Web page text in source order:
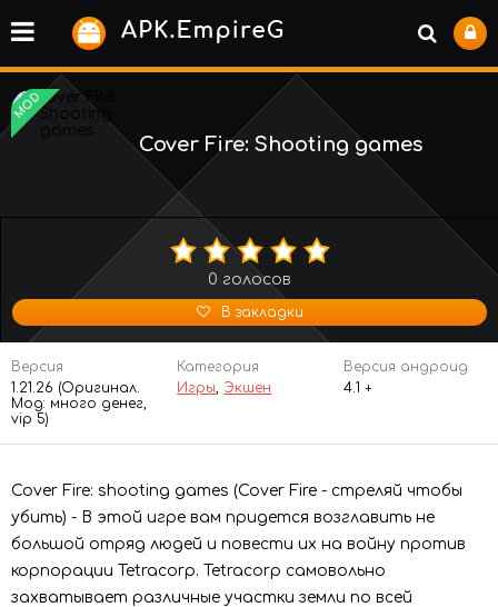
MOD
Cover Fire: Shooting games
0 голосов
В закладки
Версия
1.21.26 (Оригинал.
Мод: много денег,
vip 5)
Категория
Игры, Экшен
Версия андроид
4.1 +
Cover Fire: shooting games (Cover Fire - стреляй чтобы
убить) - В этой игре вам придется возглавить не
большой отряд людей и повести их на войну против
корпорации Tetracorp. Tetracorp самовольно
захватывает различные участки земли по всей